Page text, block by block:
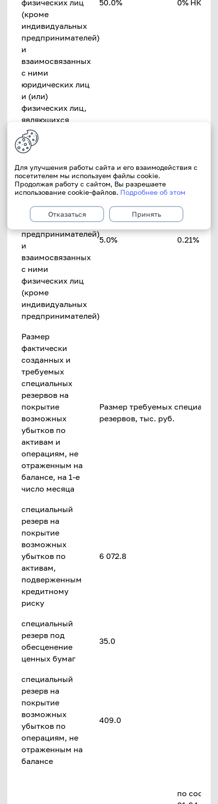
физических лиц
(кроме
индивидуальных
предпринимателей)
и
взаимосвязанных
с ними
юридических лиц
и (или)
физических лиц,
являющихся
индивидуальными
предпринимателями
50.0% 0% НК
величина рисков
на исайдеров-
(кроме
индивидуальных
предпринимателей)
и
взаимосвязанных
с ними
физических лиц
(кроме
индивидуальных
предпринимателей)
5.0% 0.21% НК
Размер
фактически
созданных и
требуемых
специальных
резервов на
покрытие
возможных
убытков по
активам и
операциям, не
отраженным на
балансе, на 1-е
число месяца
Размер требуемых
резервов, тыс. руб.
специальный
резерв на
покрытие
возможных
убытков по
активам,
подверженным
кредитному
риску
6 072.8
специальный
резерв под
обесценение
ценных бумаг
35.0
специальный
резерв на
покрытие
возможных
убытков по
операциям, не
отраженным на
балансе
409.0
по
Для улучшения работы сайта и его взаимодействия с
посетителем мы используем файлы cookie.
Продолжая работу с сайтом, Вы разрешаете
использование cookie-файлов. Подробнее об этом
Отказаться Принять